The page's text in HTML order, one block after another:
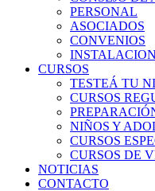
PERSONAL
ASOCIADOS
CONVENIOS
CURSOS
TESTEÁ TU
CURSOS
NIÑOS Y
CURSOS
CURSOS DE
NOTICIAS
CONTACTO